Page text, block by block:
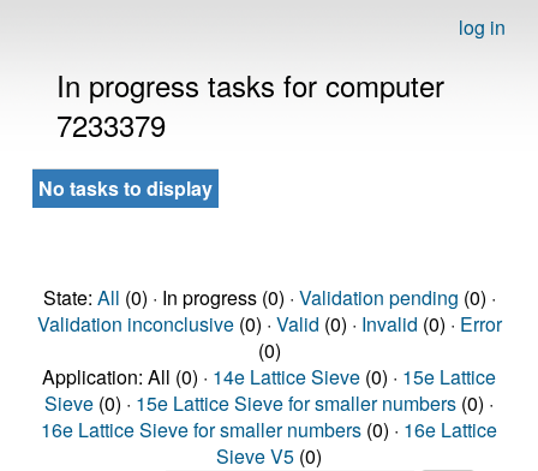
log in
In progress tasks for computer
7233379
No tasks to display
State: All (0) · In progress (0) · Validation pending (0) ·
Validation inconclusive(0) · Valid (0) · Invalid (0) · Error
(0)
Application: All (0) · 14e Lattice Sieve (0) · 15e Lattice
Sieve (0) · 15e Lattice Sieve for smaller numbers (0) ·
16e Lattice Sieve for smaller numbers (0) · 16e Lattice
Sieve V5 (0)